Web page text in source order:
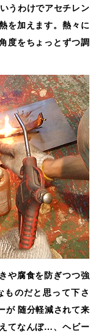
うわけでアセチレン
を加えます。熱々に
度をちょっとずつ調
や腐食を防ぎつつ強
ものだと思って下さ
が 随分軽減されて来
てなんぼ…、ヘビー